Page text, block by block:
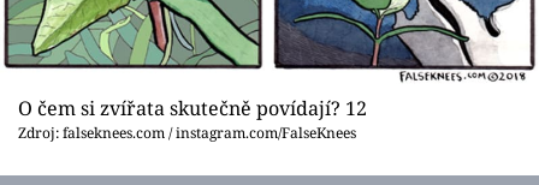
O čem si zvířata skutečně povídají? 12
Zdroj: falseknees.com / instagram.com/FalseKnees